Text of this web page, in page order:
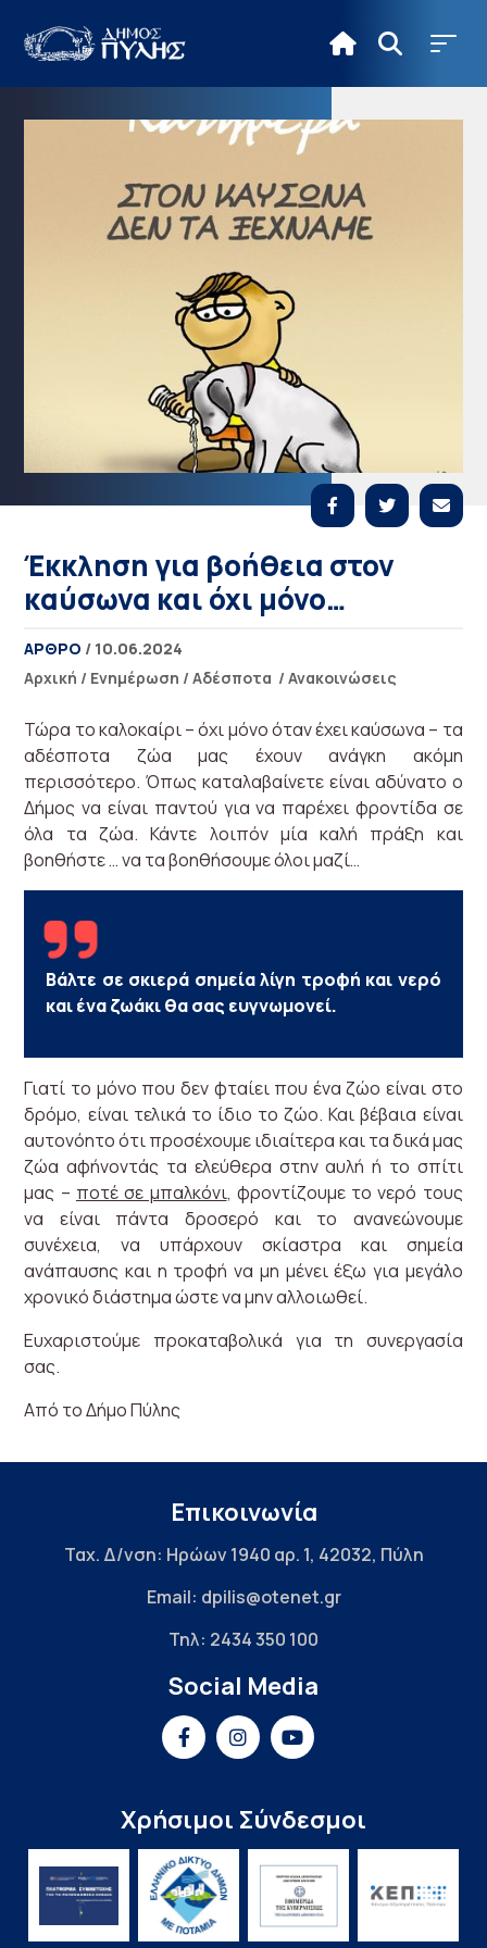
Έκκληση για βοήθεια στον
καύσωνα και όχι μόνο…
ΑΡΘΡΟ / 10.06.2024
Αρχική / Ενημέρωση /Αδέσποτα /Ανακοινώσεις
Τώρα το καλοκαίρι – όχι μόνο όταν έχει καύσωνα – τα
αδέσποτα ζώα μας έχουν ανάγκη ακόμη
περισσότερο. Όπως καταλαβαίνετε είναι αδύνατο ο
Δήμος να είναι παντού για να παρέχει φροντίδα σε
όλα τα ζώα. Κάντε λοιπόν μία καλή πράξη και
βοηθήστε … να τα βοηθήσουμε όλοι μαζί…
Βάλτε σε σκιερά σημεία λίγη τροφή και νερό
και ένα ζωάκι θα σας ευγνωμονεί.
Γιατί το μόνο που δεν φταίει που ένα ζώο είναι στο
δρόμο, είναι τελικά το ίδιο το ζώο. Και βέβαια είναι
αυτονόητο ότι προσέχουμε ιδιαίτερα και τα δικά μας
ζώα αφήνοντάς τα ελεύθερα στην αυλή ή το σπίτι
μας – ποτέ σε μπαλκόνι, φροντίζουμε το νερό τους
να είναι πάντα δροσερό και το ανανεώνουμε
συνέχεια, να υπάρχουν σκίαστρα και σημεία
ανάπαυσης και η τροφή να μη μένει έξω για μεγάλο
χρονικό διάστημα ώστε να μην αλλοιωθεί.
Ευχαριστούμε προκαταβολικά για τη συνεργασία
σας.
Από το Δήμο Πύλης
Επικοινωνία
Ταχ. Δ/νση: Ηρώων 1940 αρ. 1, 42032, Πύλη
Email: dpilis@otenet.gr
Τηλ: 2434 350 100
Social Media
Χρήσιμοι Σύνδεσμοι